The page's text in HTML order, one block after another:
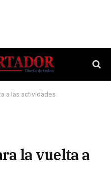
a las actividades
la vuelta a